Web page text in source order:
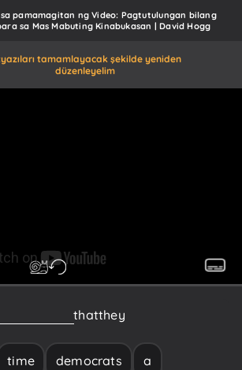
pamamagitan ng Video: Pagtutulungan bilang
sa Mas Mabuting Kinabukasan | David Hogg
tamamlayacak şekilde yeniden
düzenleyelim
saidthatthey
time democrats a